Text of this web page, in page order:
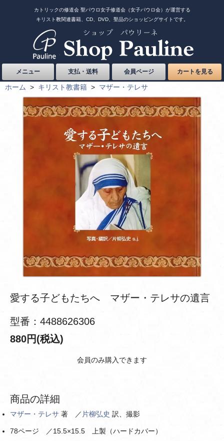
カトリックの修道会 聖パウロ女子修道会（女子パウロ会）が運営する
キリスト教関連書籍、CD、DVD、聖品のショッピングサイトです。
メニュー 支払・送料 会員ページ カートを見る
ホーム > キリスト教書籍 > マザー・テレサ
愛する子どもたちへ マザー・テレサの遺言
型番：4488626306
880円(税込)
会員のみ購入できます
商品の詳細
マザー・テレサ 著 ／ 片柳弘史 訳、撮影
78ページ ／15.5×15.5 上製（ハードカバー）